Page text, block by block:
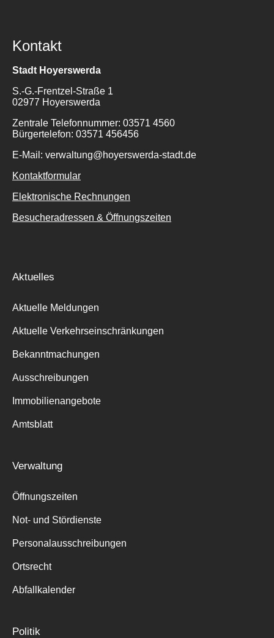
Kontakt
Stadt Hoyerswerda
S.-G.-Frentzel-Straße 1
02977 Hoyerswerda
Zentrale Telefonnummer: 03571 4560
Bürgertelefon: 03571 456456
E-Mail: verwaltung@hoyerswerda-stadt.de
Kontaktformular
Elektronische Rechnungen
Besucheradressen & Öffnungszeiten
Aktuelles
Aktuelle Meldungen
Aktuelle Verkehrseinschränkungen
Bekanntmachungen
Ausschreibungen
Immobilienangebote
Amtsblatt
Verwaltung
Öffnungszeiten
Not- und Stördienste
Personalausschreibungen
Ortsrecht
Abfallkalender
Politik